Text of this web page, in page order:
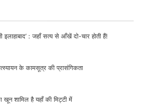
इलाहाबाद’ : जहाँ सत्य से आँखें दो-चार होती हैं!
के कामसूत्र की प्रासंगिकता
खून शामिल है यहाँ की मिट्टी में